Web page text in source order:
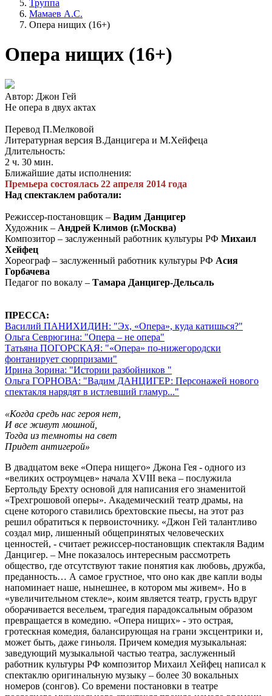
Труппа
Мамаев А.С.
Опера нищих (16+)
Опера нищих (16+)
Автор: Джон Гей
Не опера в двух актах
Перевод П.Мелковой
Литературная версия В.Данцигера и М.Хейфеца
Длительность:
2 ч. 30 мин.
Ближайшие даты исполнения:
Премьера состоялась 22 апреля 2014 года
Над спектаклем работали:
Режиссер-постановщик – Вадим Данцигер
Художник – Андрей Климов (г.Москва)
Композитор – заслуженный работник культуры РФ Михаил
Хейфец
Хореограф – заслуженный работник культуры РФ Асия
Горбачева
Педагог по вокалу – Тамара Данцигер-Дельсаль
ПРЕССА:
Василий ПАНИХИДИН: "Эх, «Опера», куда катишься?"
Ольга Севрюгина: "Опера – не опера"
Татьяна ПОГОРСКАЯ: "«Опера» по-нижегородски
фонтанирует сюрпризами"
Ирина Зорина: "Истории разбойников "
Ольга ГОРНОВА: "Вадим ДАНЦИГЕР: Персонажей нового
спектакля нарядят в истлевший гламур..."
«Когда средь нас героя нет,
И все живут мошной,
Тогда из темноты на свет
Придет антигерой»
В двадцатом веке «Опера нищего» Джона Гея - одного из
«великих остроумцев» начала XVIII века – послужила
Бертольду Брехту основой для написания его знаменитой
«Трехгрошовой оперы». Академический театр драмы, на
сцене которого ставились брехтовские пьесы, на этот раз
решил обратиться к первоисточнику. «Джон Гей талантливо
создал мир, лишенный общепринятых человеческих
ценностей, - считает режиссер-постановщик спектакля Вадим
Данцигер. – Мне показалось интересным рассмотреть
общество, где отсутствуют такие понятия как любовь, дружба,
преданность… А самое грустное, что оно как две капли воды
напоминает наше, нынешнее, в котором мы живем». Но в
«увеличительном стекле», коим является театр, грусть вдруг
оборачивается весельем, трагедия парадоксальным образом
превращается в комедию. «Опера нищих» - это острая,
гротескная комедия, балансирующая на грани эксцентрики и,
может быть, даже гиньоля. Причем комедия музыкальная:
заведующий музыкальной частью театра, заслуженный
работник культуры РФ композитор Михаил Хейфец написал к
спектаклю оригинальную музыку – более 30 вокальных
номеров (сонгов). Со времени постановки в театре